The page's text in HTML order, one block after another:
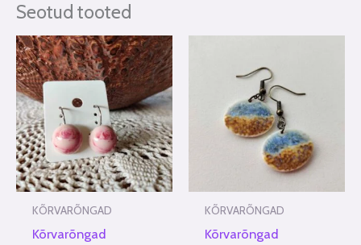
Seotud tooted
KÕRVARÕNGAD
Kõrvarõngad
KÕRVARÕNGAD
Kõrvarõngad